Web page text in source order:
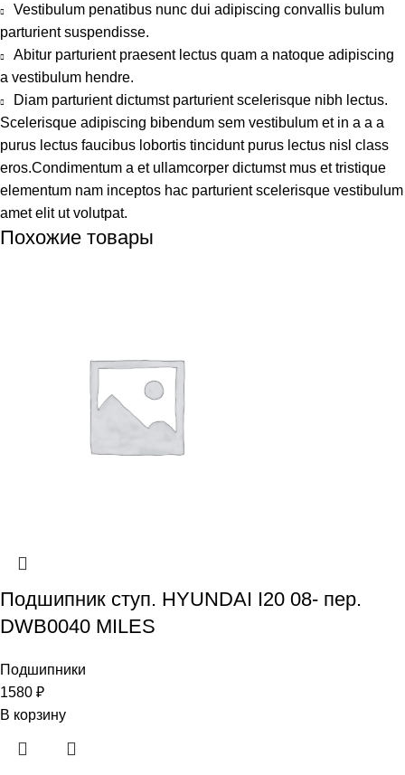
Vestibulum penatibus nunc dui adipiscing convallis bulum
parturient suspendisse.
Abitur parturient praesent lectus quam a natoque adipiscing
a vestibulum hendre.
Diam parturient dictumst parturient scelerisque nibh lectus.
Scelerisque adipiscing bibendum sem vestibulum et in a a a
purus lectus faucibus lobortis tincidunt purus lectus nisl class
eros.Condimentum a et ullamcorper dictumst mus et tristique
elementum nam inceptos hac parturient scelerisque vestibulum
amet elit ut volutpat.
Похожие товары
Подшипник ступ. HYUNDAI I20 08- пер.
DWB0040 MILES
Подшипники
1580 ₽
В корзину